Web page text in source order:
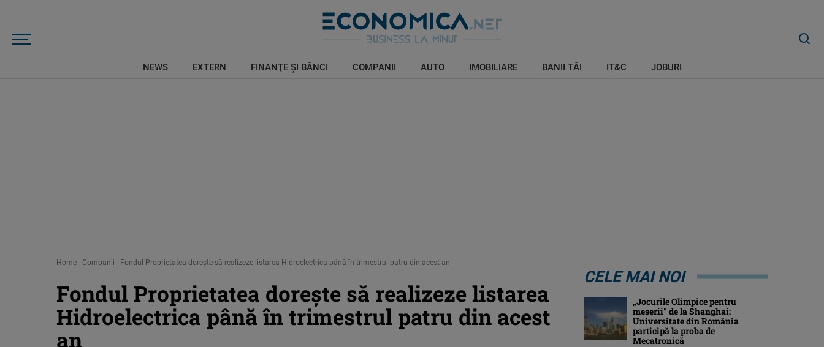
NEWS EXTERN FINANŢE ŞI BĂNCI COMPANII AUTO IMOBILIARE BANII TĂI IT&C JOBURI
Home - Companii - Fondul Proprietatea dorește să realizeze listarea Hidroelectrica până în trimestrul patru din acest an
Fondul Proprietatea dorește să realizeze listarea
Hidroelectrica până în trimestrul patru din acest
an
CELE MAI NOI
„Jocurile Olimpice pentru
meserii” de la Shanghai:
Universitate din România
participă la proba de
Mecatronică